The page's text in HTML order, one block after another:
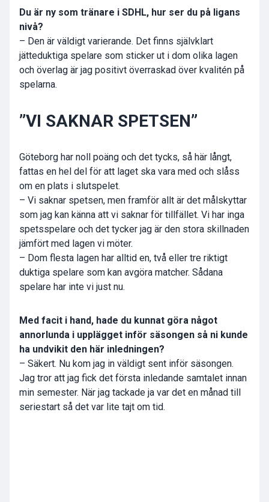
Du är ny som tränare i SDHL, hur ser du på ligans
nivå?
– Den är väldigt varierande. Det finns självklart
jätteduktiga spelare som sticker ut i dom olika lagen
och överlag är jag positivt överraskad över kvalitén på
spelarna.
”VI SAKNAR SPETSEN”
Göteborg har noll poäng och det tycks, så här långt,
fattas en hel del för att laget ska vara med och slåss
om en plats i slutspelet.
– Vi saknar spetsen, men framför allt är det målskyttar
som jag kan känna att vi saknar för tillfället. Vi har inga
spetsspelare och det tycker jag är den stora skillnaden
jämfört med lagen vi möter.
– Dom flesta lagen har alltid en, två eller tre riktigt
duktiga spelare som kan avgöra matcher. Sådana
spelare har inte vi just nu.
Med facit i hand, hade du kunnat göra något
annorlunda i upplägget inför säsongen så ni kunde
ha undvikit den här inledningen?
– Säkert. Nu kom jag in väldigt sent inför säsongen.
Jag tror att jag fick det första inledande samtalet innan
min semester. När jag tackade ja var det en månad till
seriestart så det var lite tajt om tid.